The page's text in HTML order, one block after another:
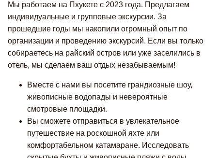
Мы работаем на Пхукете с 2023 года. Предлагаем
индивидуальные и групповые экскурсии. За
прошедшие годы мы накопили огромный опыт по
организации и проведению экскурсий. Если вы только
собираетесь на райский остров или уже заселились в
отель, мы сделаем ваш отдых незабываемым!
Вместе с нами вы посетите грандиозные шоу,
живописные водопады и невероятные
смотровые площадки.
Вы сможете отправиться в увлекательное
путешествие на роскошной яхте или
комфортабельном катамаране. Исследовать